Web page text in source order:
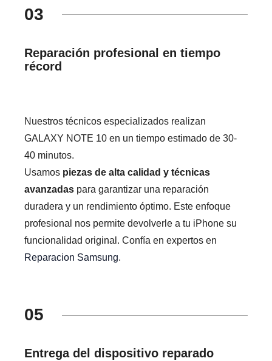
03
Reparación profesional en tiempo
récord
Nuestros técnicos especializados realizan
GALAXY NOTE 10 en un tiempo estimado de 30-
40 minutos.
Usamos piezas de alta calidad y técnicas
avanzadas para garantizar una reparación
duradera y un rendimiento óptimo. Este enfoque
profesional nos permite devolverle a tu iPhone su
funcionalidad original. Confía en expertos en
Reparacion Samsung.
05
Entrega del dispositivo reparado